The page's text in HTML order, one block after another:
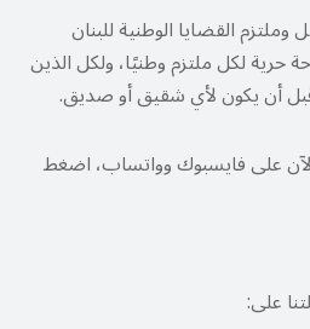
القضايا الوطنية للبنان
حرية لكل ملتزم وطنيًا، ولكل الذين
قبل أن يكون لأي شقيق أو صديق.
على فايسبوك وواتساب، اضغط
على: